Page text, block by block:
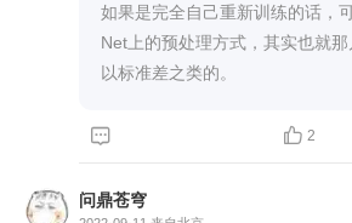
如果是完全自己重新训练的话，
Net上的预处理方式，其实也就
以标准差之类的。
  2
问鼎苍穹